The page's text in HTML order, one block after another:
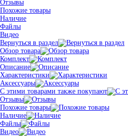
Отзывы
Похожие товары
Наличие
Файлы
Видео
Вернуться в раздел
Обзор товара
Комплект
Описание
Характеристики
Аксессуары
С этими товарами также покупают
Отзывы
Похожие товары
Наличие
Файлы
Видео